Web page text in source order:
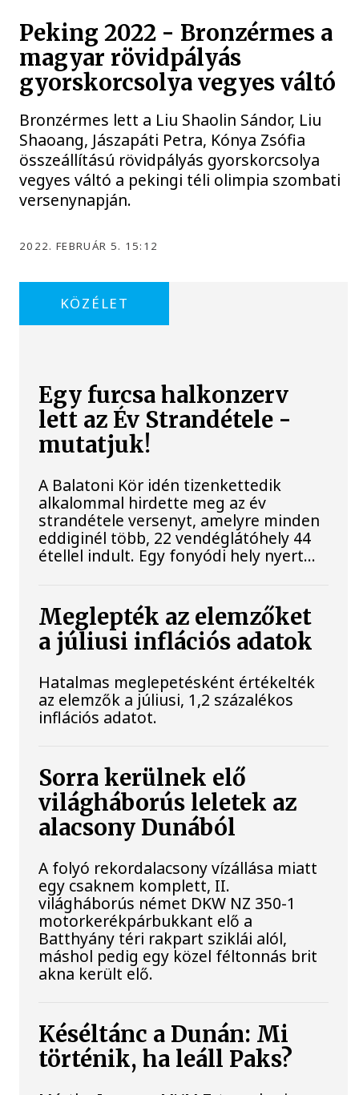
Peking 2022 - Bronzérmes a
magyar rövidpályás
gyorskorcsolya vegyes váltó
Bronzérmes lett a Liu Shaolin Sándor, Liu
Shaoang, Jászapáti Petra, Kónya Zsófia
összeállítású rövidpályás gyorskorcsolya
vegyes váltó a pekingi téli olimpia szombati
versenynapján.
2022. FEBRUÁR 5. 15:12
KÖZÉLET
Egy furcsa halkonzerv
lett az Év Strandétele -
mutatjuk!
A Balatoni Kör idén tizenkettedik
alkalommal hirdette meg az év
strandétele versenyt, amelyre minden
eddiginél több, 22 vendéglátóhely 44
étellel indult. Egy fonyódi hely nyert...
Meglepték az elemzőket
a júliusi inflációs adatok
Hatalmas meglepetésként értékelték
az elemzők a júliusi, 1,2 százalékos
inflációs adatot.
Sorra kerülnek elő
világháborús leletek az
alacsony Dunából
A folyó rekordalacsony vízállása miatt
egy csaknem komplett, II.
világháborús német DKW NZ 350-1
motorkerékpárbukkant elő a
Batthyány téri rakpart sziklái alól,
máshol pedig egy közel féltonnás brit
akna került elő.
Késéltánc a Dunán: Mi
történik, ha leáll Paks?